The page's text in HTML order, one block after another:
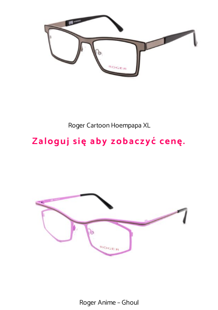
Roger Cartoon Hoempapa XL
Zaloguj się aby zobaczyć cenę.
Roger Anime – Ghoul